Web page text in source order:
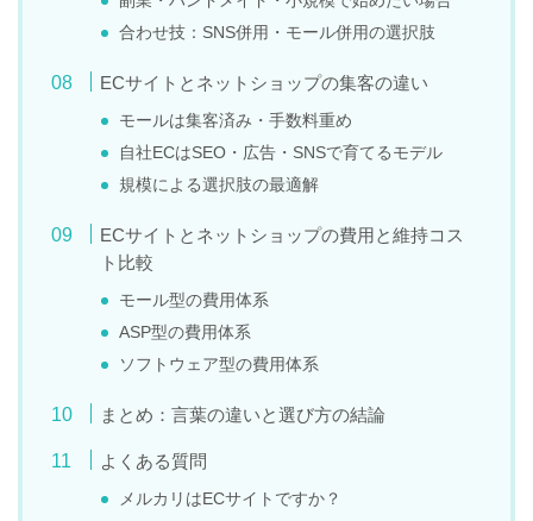
合わせ技：SNS併用・モール併用の選択肢
ECサイトとネットショップの集客の違い
モールは集客済み・手数料重め
自社ECはSEO・広告・SNSで育てるモデル
規模による選択肢の最適解
ECサイトとネットショップの費用と維持コス
ト比較
モール型の費用体系
ASP型の費用体系
ソフトウェア型の費用体系
まとめ：言葉の違いと選び方の結論
よくある質問
メルカリはECサイトですか？